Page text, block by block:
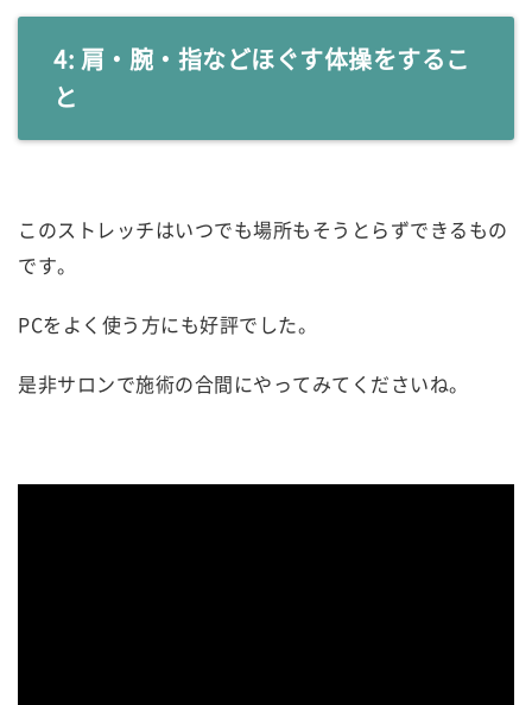
4: 肩・腕・指などほぐす体操をするこ
と
このストレッチはいつでも場所もそうとらずできるもの
です。
PCをよく使う方にも好評でした。
是非サロンで施術の合間にやってみてくださいね。